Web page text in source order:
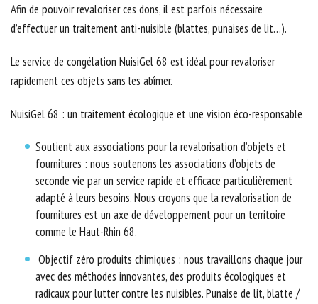
Afin de pouvoir revaloriser ces dons, il est parfois nécessaire
d’effectuer un traitement anti-nuisible (blattes, punaises de lit…).
Le service de congélation NuisiGel 68 est idéal pour revaloriser
rapidement ces objets sans les abîmer.
NuisiGel 68 : un traitement écologique et une vision éco-responsable
Soutient aux associations pour la revalorisation d’objets et
fournitures : nous soutenons les associations d’objets de
seconde vie par un service rapide et efficace particulièrement
adapté à leurs besoins. Nous croyons que la revalorisation de
fournitures est un axe de développement pour un territoire
comme le Haut-Rhin 68.
Objectif zéro produits chimiques : nous travaillons chaque jour
avec des méthodes innovantes, des produits écologiques et
radicaux pour lutter contre les nuisibles. Punaise de lit, blatte /